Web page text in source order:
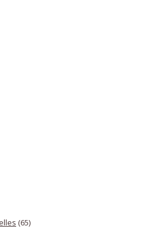
(65)